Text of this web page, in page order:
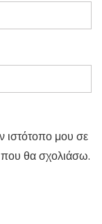
ιστότοπο μου σε
θα σχολιάσω.